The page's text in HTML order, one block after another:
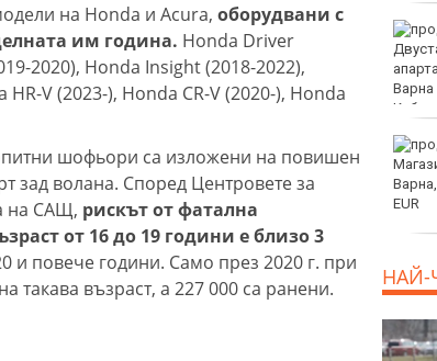
на Honda и Acura, оборудвани с
им година. Honda Driver
2020), Honda Insight (2018-2022),
V (2023-), Honda CR-V (2020-), Honda
шофьори са изложени на повишен
зад волана. Според Центровете за
на САЩ, рискът от фатална
от 16 до 19 години е близо 3
и повече години. Само през 2020 г. при
такава възраст, а 227 000 са ранени.
Във Варна наградиха
победителите в
Спартакиадата на ВМС
рекорд на Карлос
Насар в историята
НАЙ-